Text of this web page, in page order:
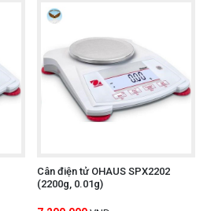
Cân điện tử OHAUS SPX2202
(2200g, 0.01g)